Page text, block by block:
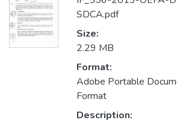
SDCA.pdf
Size:
2.29 MB
Format:
Adobe Portable
Format
Description: